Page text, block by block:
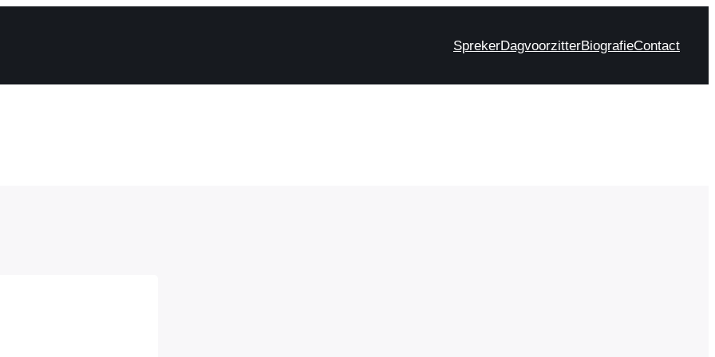
SprekerDagvoorzitterBiografieContact